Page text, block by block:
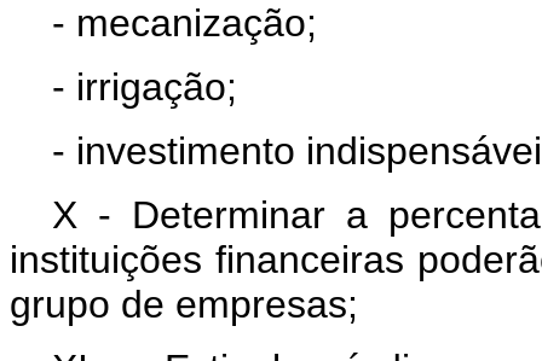
- mecanização;
- irrigação;
- investimento
X - Determinar a
instituições financeiras
grupo de empresas;